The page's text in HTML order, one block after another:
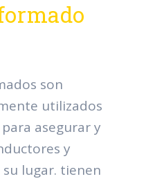
son
utilizados
asegurar y
y
lugar. tienen